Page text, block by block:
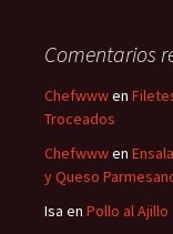
Comentarios
Chefwwwen
Troceados
Chefwwwen
y Queso
Isa en Pollo al Ajillo